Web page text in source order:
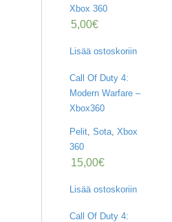
Xbox 360
5,00€
Lisää ostoskoriin
Call Of Duty 4:
Modern Warfare –
Xbox360
Pelit, Sota, Xbox
360
15,00€
Lisää ostoskoriin
Call Of Duty 4: